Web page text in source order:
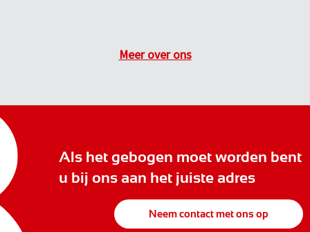
Meer over ons
Als het gebogen moet worden bent
u bij ons aan het juiste adres
Neem contact met ons op